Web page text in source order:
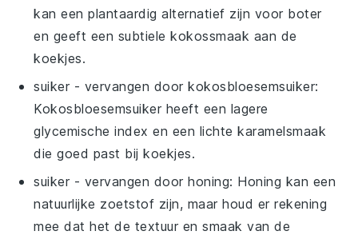
kan een plantaardig alternatief zijn voor boter
en geeft een subtiele kokossmaak aan de
koekjes.
suiker - vervangen doorkokosbloesemsuiker:
Kokosbloesemsuiker heeft een lagere
glycemische index en een lichte karamelsmaak
die goed past bij koekjes.
suiker - vervangen doorhoning: Honing kan een
natuurlijke zoetstof zijn, maar houd er rekening
mee dat het de textuur en smaak van de